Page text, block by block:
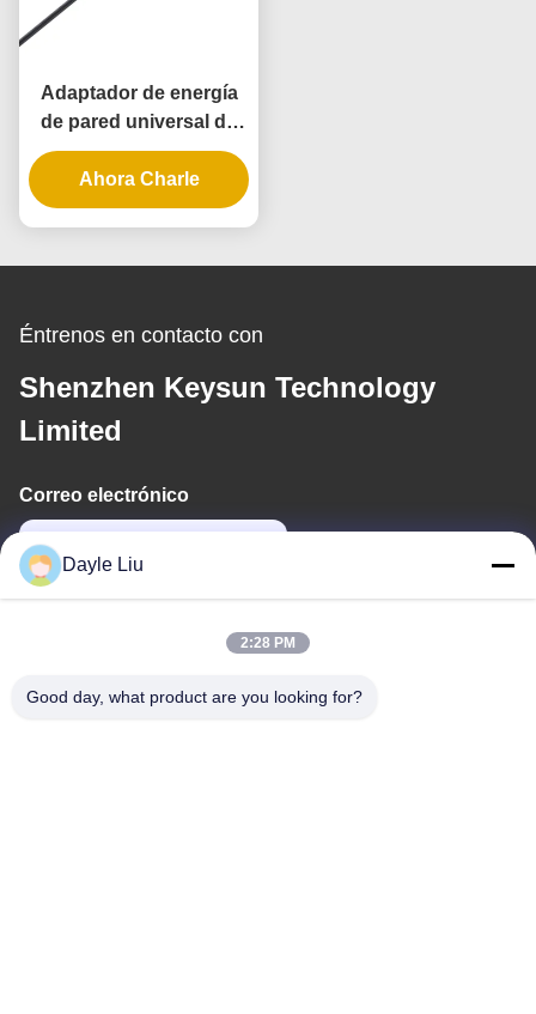
Adaptador de energía
de pared universal de
10W con 3 años de
garantía y múltiples
voltajes de salida
Ahora Charle
Éntrenos en contacto con
Shenzhen Keysun Technology
Limited
Correo electrónico
Dayle Liu
2:28 PM
Good day, what product are you looking for?